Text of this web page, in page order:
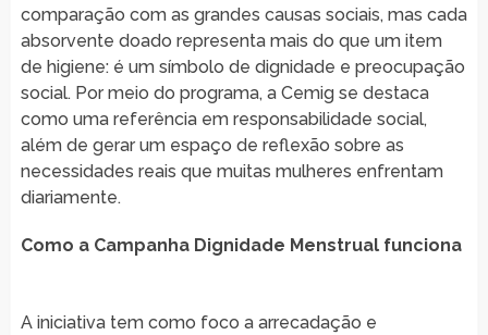
comparação com as grandes causas sociais, mas cada
absorvente doado representa mais do que um item
de higiene: é um símbolo de dignidade e preocupação
social. Por meio do programa, a Cemig se destaca
como uma referência em responsabilidade social,
além de gerar um espaço de reflexão sobre as
necessidades reais que muitas mulheres enfrentam
diariamente.
Como a Campanha Dignidade Menstrual funciona
A iniciativa tem como foco a arrecadação e